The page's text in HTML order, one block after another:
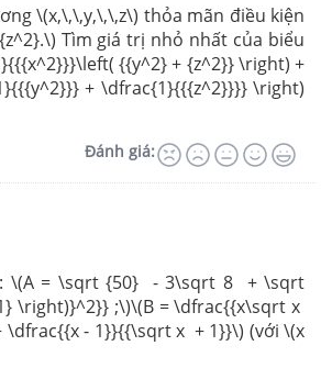
\(x,\,\,y,\,\,z\) thỏa mãn điều kiện
Tìm giá trị nhỏ nhất của biểu
{{y^2} + {z^2}} \right) +
+ \dfrac{1}{{{z^2}}}} \right)
Đánh giá:
\(A = \sqrt {50} - 3\sqrt 8 + \sqrt
\right)}^2}} ;\)\(B = \dfrac{{x\sqrt x
\dfrac{{x - 1}}{{\sqrt x + 1}}\) (với \(x